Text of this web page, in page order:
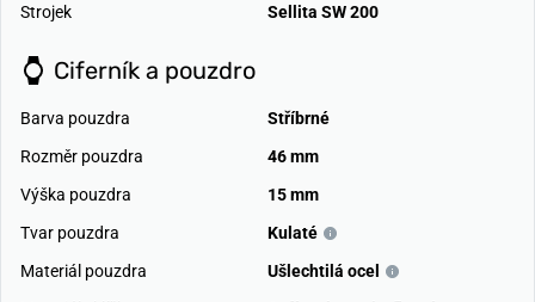
Strojek
Sellita SW 200
Ciferník a pouzdro
Barva pouzdra
Stříbrné
Rozměr pouzdra
46 mm
Výška pouzdra
15 mm
Tvar pouzdra
Kulaté
Materiál pouzdra
Ušlechtilá ocel